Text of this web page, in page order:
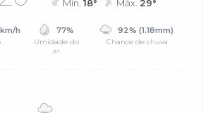
Mín.18° Máx. 29°
h 77%
Umidade do
ar
92% (1.18mm)
Chance de chuva